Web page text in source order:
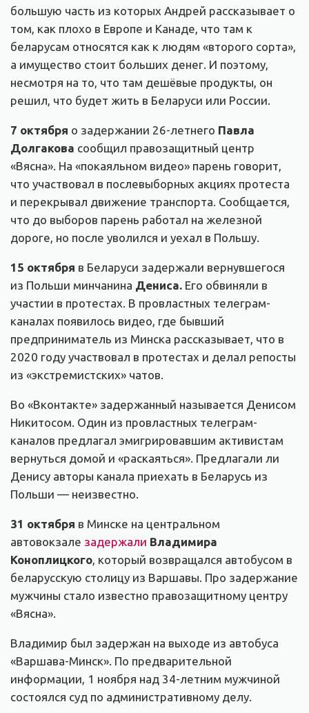
большую часть из которых Андрей рассказывает о
том, как плохо в Европе и Канаде, что там к
беларусам относятся как к людям «второго сорта»,
а имущество стоит больших денег. И поэтому,
несмотря на то, что там дешёвые продукты, он
решил, что будет жить в Беларуси или России.
7 октября о задержании 26-летнего Павла
Долгакова сообщил правозащитный центр
«Вясна». На «покаяльном видео» парень говорит,
что участвовал в послевыборных акциях протеста
и перекрывал движение транспорта. Сообщается,
что до выборов парень работал на железной
дороге, но после уволился и уехал в Польшу.
15 октября в Беларуси задержали вернувшегося
из Польши минчанина Дениса. Его обвиняли в
участии в протестах. В провластных телеграм-
каналах появилось видео, где бывший
предприниматель из Минска рассказывает, что в
2020 году участвовал в протестах и делал репосты
из «экстремистских» чатов.
Во «Вконтакте» задержанный называется Денисом
Никитосом. Один из провластных телеграм-
каналов предлагал эмигрировавшим активистам
вернуться домой и «раскаяться». Предлагали ли
Денису авторы канала приехать в Беларусь из
Польши — неизвестно.
31 октября в Минске на центральном
автовокзале задержали Владимира
Коноплицкого , который возвращался автобусом в
беларусскую столицу из Варшавы. Про задержание
мужчины стало известно правозащитному центру
«Вясна».
Владимир был задержан на выходе из автобуса
«Варшава-Минск». По предварительной
информации, 1 ноября над 34-летним мужчиной
состоялся суд по административному делу.